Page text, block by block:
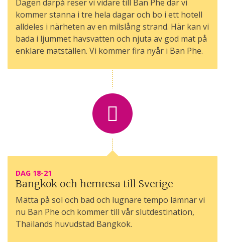
Dagen därpå reser vi vidare till Ban Phe där vi
kommer stanna i tre hela dagar och bo i ett hotell
alldeles i närheten av en milslång strand. Här kan vi
bada i ljummet havsvatten och njuta av god mat på
enklare matställen. Vi kommer fira nyår i Ban Phe.
DAG 18-21
Bangkok och hemresa till Sverige
Mätta på sol och bad och lugnare tempo lämnar vi
nu Ban Phe och kommer till vår slutdestination,
Thailands huvudstad Bangkok.